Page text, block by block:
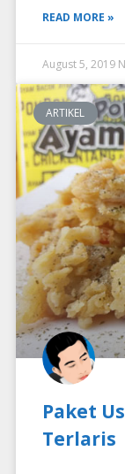
READ MORE »
August 5, 2019
ARTIKEL
Paket
Terlaris